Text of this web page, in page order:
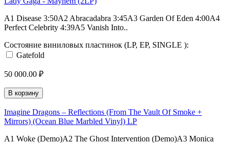
A1 Disease 3:50A2 Abracadabra 3:45A3 Garden Of Eden 4:00A4
Perfect Celebrity 4:39A5 Vanish Into..
Состояние виниловых пластинок (LP, EP, SINGLE ):
Gatefold
50 000.00 ₽
В корзину
Imagine Dragons – Reflections (From The Vault Of Smoke +
Mirrors) (Ocean Blue Marbled Vinyl) LP
A1 Woke (Demo)A2 The Ghost Intervention (Demo)A3 Monica